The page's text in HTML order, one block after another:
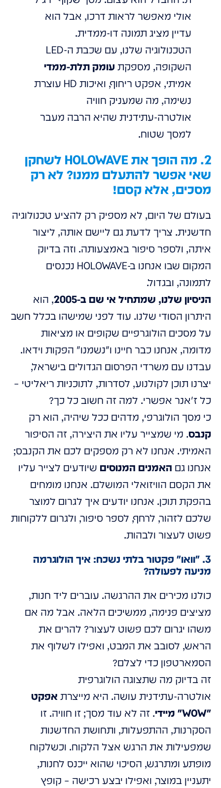
אולי מאפשר לראות דרכו, אבל הוא
עדיין מציג תמונה דו-ממדית.
הטכנולוגיה שלנו, עם שכבת ה-LED
השקופה, מספקת עומק תלת-ממדי
אמיתי, אפקט ריחוף, ואיכות HD עוצרת
נשימה, מה שמעניק חוויה
אולטרה-עתידנית שהיא הרבה מעבר
למסך שטוח.
2. מה הופך את HOLOWAVE לשחקן
שאי אפשר להתעלם ממנו? לא רק
מסכים, אלא קסם!
בעולם של היום, לא מספיק רק להציע טכנולוגיה
חדשנית. צריך לדעת גם ליישם אותה, ליצור
איתה, ולספר סיפור באמצעותה. וזה בדיוק
המקום שבו אנחנו ב-HOLOWAVE נכנסים
לתמונה, ובגדול.
הניסיון שלנו, שמתחיל אי שם ב-2005
, הוא
היתרון הסודי שלנו. עוד לפני שמישהו בכלל חשב
על מסכים הולוגרפיים שקופים או מציאות
מדומה, אנחנו כבר חיינו ו"נשמנו" הפקות וידאו.
עבדנו עם משרדי הפרסום הגדולים בישראל,
יצרנו תוכן לקולנוע, לסדרות, לתוכניות ריאליטי –
כל ז'אנר אפשרי. למה זה חשוב כל כך?
כי מסך הולוגרפי, מדהים ככל שיהיה, הוא רק
קנבס. מי שמצייר עליו את היצירה, זה הסיפור
האמיתי. אנחנו לא רק מספקים לכם את הקנבס;
אנחנו גם האמנים המנוסים שיודעים לצייר עליו
את הקסם הוויזואלי המושלם. אנחנו מומחים
בהפקת תוכן. אנחנו יודעים איך לגרום למוצר
שלכם לזהור, לרחף, לספר סיפור, ולגרום ללקוחות
פשוט לעצור ולבהות.
3. "וואו" פקטור בלתי נשכח: איך הולוגרמה
מניעה לפעולה?
כולנו מכירים את ההרגשה. עוברים ליד חנות,
מציצים פנימה, ממשיכים הלאה. אבל מה אם
משהו יגרום לכם פשוט לעצור? להרים את
הראש, לסובב את המבט, ואפילו לשלוף את
הסמארטפון כדי לצלם?
זה בדיוק מה שתצוגה הולוגרפית
אולטרה-עתידנית עושה. היא מייצרתאפקט
"WOW" מיידי
. זה לא עוד מסך; זו חוויה. זו
הסקרנות, ההתפעלות, ותחושת החדשנות
שמפעילות את הרגש אצל הלקוח. וכשלקוח
מופתע ומתרגש, הסיכוי שהוא ייכנס לחנות,
יתעניין במוצר, ואפילו יבצע רכישה – קופץ